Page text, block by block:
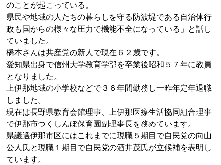
のことが起こっている。
県民や地域の人たちの暮らしを守る防波堤である自治体行
政も国からの様々な圧力で機能不全になっている」と話し
ていました。
橋本さんは共産党の新人で現在６２歳です。
愛知県出身で信州大学教育学部を卒業後昭和５７年に教員
となりました。
上伊那地域の小学校などで３６年間勤務し一昨年定年退職
しました。
現在は長野県教育会館理事、上伊那医療生活協同組合理事
で伊那市つくしんぼ保育園副理事長を務めています。
県議選伊那市区にはこれまでに現職５期目で自民党の向山
公人氏と現職１期目で自民党の酒井茂氏が立候補を表明し
ています。